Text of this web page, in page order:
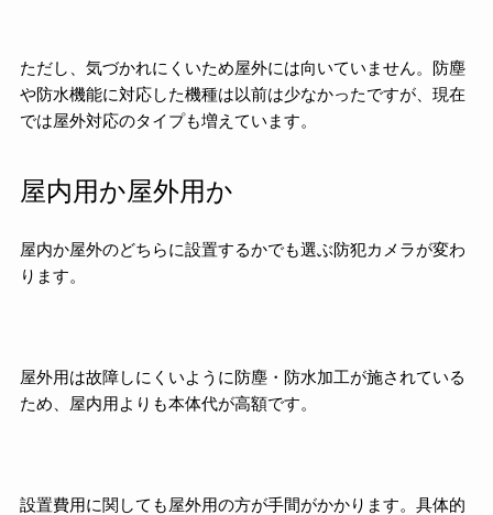
ただし、気づかれにくいため屋外には向いていません。防塵
や防水機能に対応した機種は以前は少なかったですが、現在
では屋外対応のタイプも増えています。
屋内用か屋外用か
屋内か屋外のどちらに設置するかでも選ぶ防犯カメラが変わ
ります。
屋外用は故障しにくいように防塵・防水加工が施されている
ため、屋内用よりも本体代が高額です。
設置費用に関しても屋外用の方が手間がかかります。具体的